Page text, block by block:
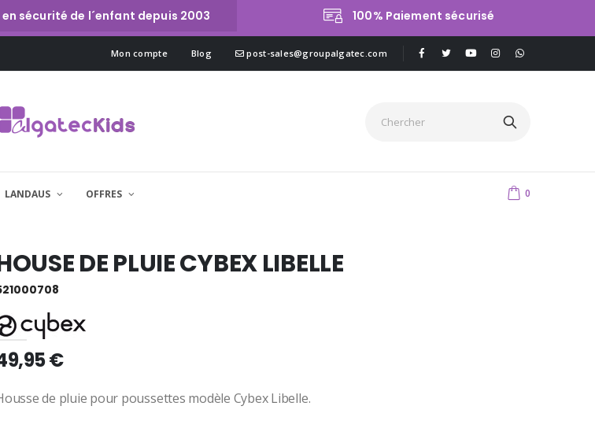
en sécurité de l´enfant depuis 2003 100% Paiement sécurisé
Mon compte Blog post-sales@groupalgatec.com
LANDAUS OFFRES 0
DE PLUIE CYBEX LIBELLE
€
de pluie pour poussettes modèle Cybex Libelle.